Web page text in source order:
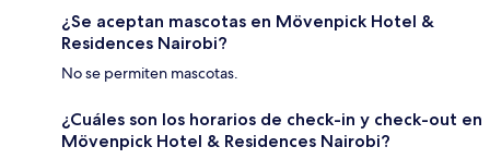
¿Se aceptan mascotas en Mövenpick Hotel &
Residences Nairobi?
No se permiten mascotas.
¿Cuáles son los horarios de check-in y check-out en
Mövenpick Hotel & Residences Nairobi?